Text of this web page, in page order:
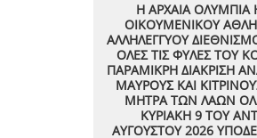
Η ΑΡΧΑΙΑ
ΟΙΚΟΥΜΕΝΙΚΟΥ
ΑΛΛΗΛΕΓΓΥΟΥ
ΟΛΕΣ ΤΙΣ ΦΥΛΕΣ ΤΟΥ
ΠΑΡΑΜΙΚΡΗ ΔΙΑΚΡΙΣΗ
ΜΑΥΡΟΥΣ ΚΑΙ
ΜΗΤΡΑ ΤΩΝ ΛΑΩΝ
ΚΥΡΙΑΚΗ 9 ΤΟΥ
ΑΥΓΟΥΣΤΟΥ 2026